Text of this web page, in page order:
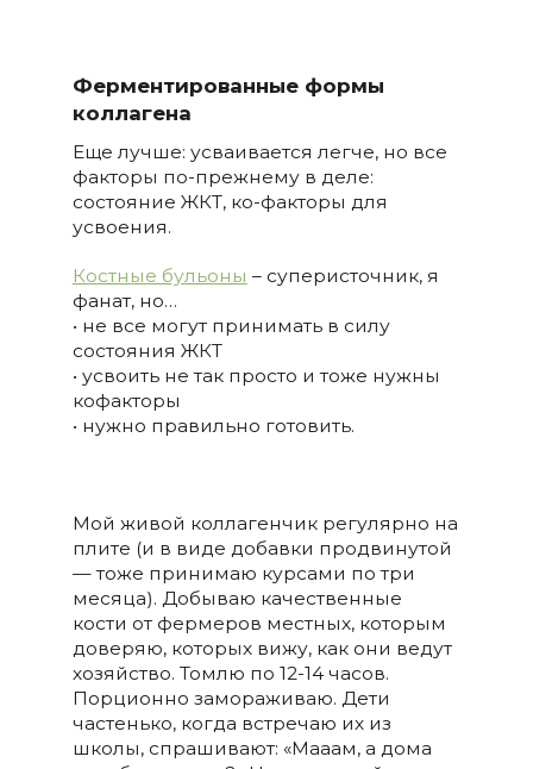
Ферментированные формы
коллагена
Еще лучше: усваивается легче, но все
факторы по-прежнему в деле:
состояние ЖКТ, ко-факторы для
усвоения.
Костные бульоны – суперисточник, я
фанат, но…
• не все могут принимать в силу
состояния ЖКТ
• усвоить не так просто и тоже нужны
кофакторы
• нужно правильно готовить.
Мой живой коллагенчик регулярно на
плите (и в виде добавки продвинутой
— тоже принимаю курсами по три
месяца). Добываю качественные
кости от фермеров местных, которым
доверяю, которых вижу, как они ведут
хозяйство. Томлю по 12-14 часов.
Порционно замораживаю. Дети
частенько, когда встречаю их из
школы, спрашивают: «Мааам, а дома